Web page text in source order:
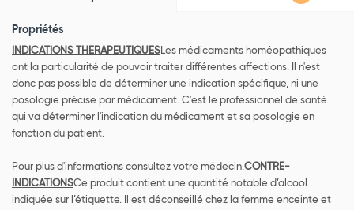
Propriétés
INDICATIONS THERAPEUTIQUESLes médicaments homéopathiques
ont la particularité de pouvoir traiter différentes affections. Il n'est
donc pas possible de déterminer une indication spécifique, ni une
posologie précise par médicament. C'est le professionnel de santé
qui va déterminer l'indication du médicament et sa posologie en
fonction du patient.
Pour plus d'informations consultez votre médecin.CONTRE-
INDICATIONSCe produit contient une quantité notable d’alcool
indiquée sur l’étiquette. Il est déconseillé chez la femme enceinte et